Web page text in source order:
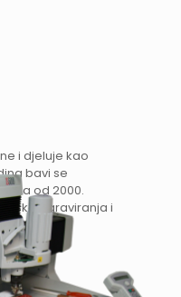
i djeluje kao
bavi se
od 2000.
graviranja i